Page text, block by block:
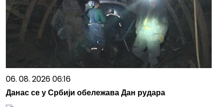
06. 08. 2026 06:16
Данас се у Србији обележава Дан рудара